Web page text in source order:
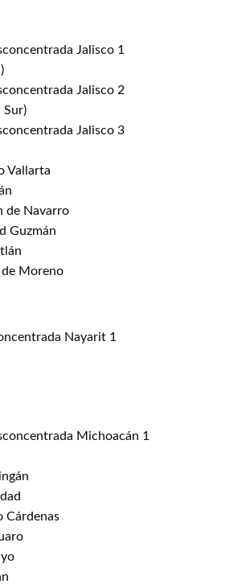
Jalisco 1
Jalisco 2
Sur)
Jalisco 3
Vallarta
de Navarro
Guzmán
de Moreno
Nayarit 1
Michoacán 1
Cárdenas